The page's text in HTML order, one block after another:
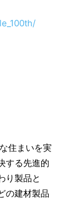
住まいを実
する先進的
り製品と
の建材製品